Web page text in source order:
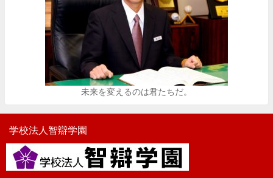
未来を変えるのは君たちだ。
学校法人智辯学園